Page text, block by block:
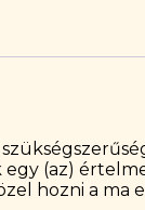
(az)
hozni a ma